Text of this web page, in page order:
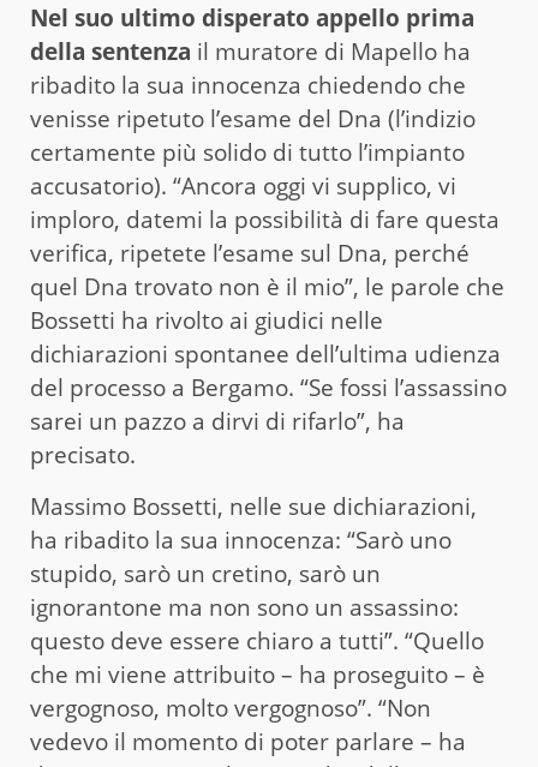
Nel suo ultimo disperato appello prima
della sentenza il muratore di Mapello ha
ribadito la sua innocenza chiedendo che
venisse ripetuto l’esame del Dna (l’indizio
certamente più solido di tutto l’impianto
accusatorio). “Ancora oggi vi supplico, vi
imploro, datemi la possibilità di fare questa
verifica, ripetete l’esame sul Dna, perché
quel Dna trovato non è il mio”, le parole che
Bossetti ha rivolto ai giudici nelle
dichiarazioni spontanee dell’ultima udienza
del processo a Bergamo. “Se fossi l’assassino
sarei un pazzo a dirvi di rifarlo”, ha
precisato.
Massimo Bossetti, nelle sue dichiarazioni,
ha ribadito la sua innocenza: “Sarò uno
stupido, sarò un cretino, sarò un
ignorantone ma non sono un assassino:
questo deve essere chiaro a tutti”. “Quello
che mi viene attribuito – ha proseguito – è
vergognoso, molto vergognoso”. “Non
vedevo il momento di poter parlare – ha